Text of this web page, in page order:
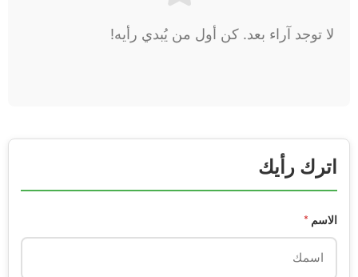
لا توجد آراء بعد. كن أول من يُبدي رأيه!
اترك رأيك
الاسم *